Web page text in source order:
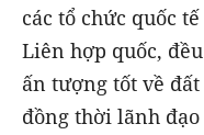
các tổ chức quốc
Liên hợp quốc,
ấn tượng tốt về
đồng thời lãnh